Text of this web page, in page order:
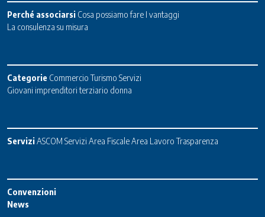
Perché associarsi Cosa possiamo fare I vantaggi
La consulenza su misura
Categorie Commercio Turismo Servizi
Giovani imprenditori terziario donna
ServiziASCOM Servizi Area FiscaleArea Lavoro Trasparenza
Convenzioni
News